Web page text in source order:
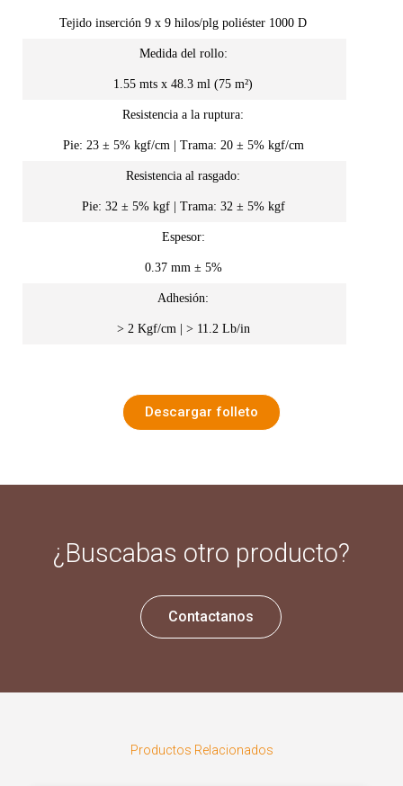
Tejido inserción 9 x 9 hilos/plg poliéster 1000 D
Medida del rollo:
1.55 mts x 48.3 ml (75 m²)
Resistencia a la ruptura:
Pie: 23 ± 5% kgf/cm | Trama: 20 ± 5% kgf/cm
Resistencia al rasgado:
Pie: 32 ± 5% kgf | Trama: 32 ± 5% kgf
Espesor:
0.37 mm ± 5%
Adhesión:
> 2 Kgf/cm | > 11.2 Lb/in
Descargar folleto
¿Buscabas otro producto?
Contactanos
Productos Relacionados